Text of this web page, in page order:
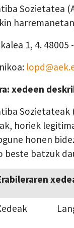
Sozietatea
1, 4. 48005
xedeen
horiek
honen
beste batzuk